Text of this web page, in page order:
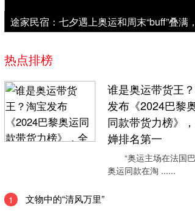
热点排榜
谁是奥运带货王
发布《2024巴黎
同款带货力榜》
婵排名第一
“奥运主场在法国
奥运同款在淘 ......
1 文物中的“清风万里”